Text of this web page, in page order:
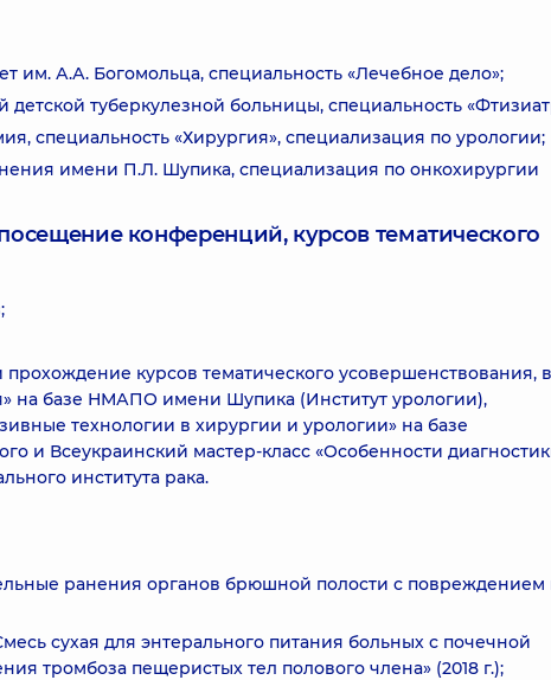
им. А.А. Богомольца, специальность «Лечебное дело»;
детской туберкулезной больницы, специальность
специальность «Хирургия», специализация по урологии;
имени П.Л. Шупика, специализация по онкохирургии
конференций, курсов тематического
курсов тематического усовершенствования, в
на базе НМАПО имени Шупика (Институт урологии),
технологии в хирургии и урологии» на базе
и Всеукраинский мастер-класс «Особенности
института рака.
ранения органов брюшной полости с повреждением
сухая для энтерального питания больных с почечной
тромбоза пещеристых тел полового члена» (2018 г.);